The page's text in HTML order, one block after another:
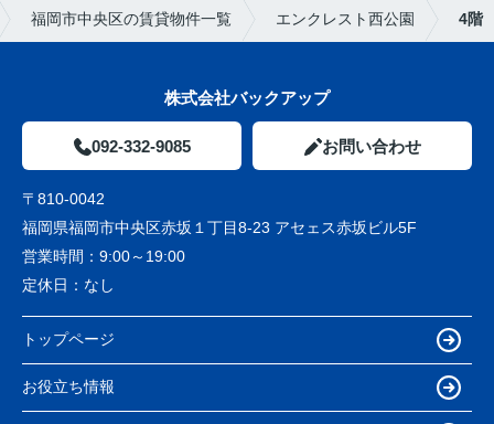
福岡市中央区の賃貸物件一覧 エンクレスト西公園 4階
株式会社バックアップ
092-332-9085 お問い合わせ
〒810-0042
福岡県福岡市中央区赤坂１丁目8-23 アセェス赤坂ビル5F
営業時間： 9:00～19:00
定休日： なし
トップページ
お役立ち情報